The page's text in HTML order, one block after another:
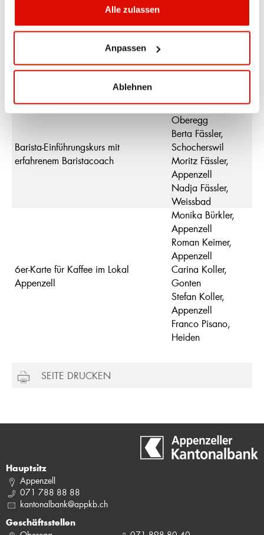
Alle zulassen
Anpassen
Ablehnen
Die weiteren Preise gewonnen haben:
Preis Gewinner/in
Barista-Einführungskurs mit
erfahrenem Baristacoach
Ruth Bürki,
Oberegg
Berta Fässler,
Schocherswil
Moritz Fässler,
Appenzell
Nadja Fässler,
Weissbad
6er-Karte für Kaffee im Lokal
Appenzell
Monika Bürkler,
Appenzell
Roman Keimer,
Appenzell
Carina Koller,
Gonten
Stefan Koller,
Appenzell
Franco Pisano,
Heiden
SEITE DRUCKEN
Hauptsitz
Appenzell
071 788 88 88
kantonalbank@appkb.ch
Geschäftsstellen